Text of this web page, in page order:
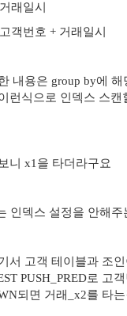
래일시
객번호 + 거래일시
내용은 group by에 해
런식으로 인덱스 스캔
니 x1을 타더라구요
인덱스 설정을 안해주
서 고객 테이블과 조
PUSH_PRED로 고
되면 거래_x2를 타